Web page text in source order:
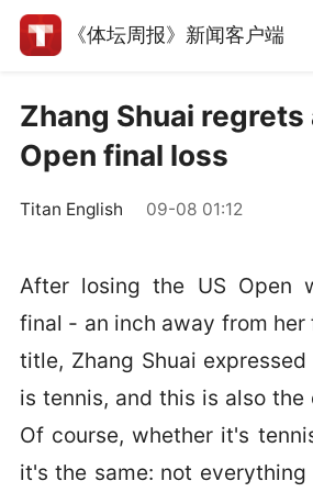
《体坛周报》新闻客户端
Zhang Shuai regrets
Open final loss
Titan English 09-08 01:12
After losing the US Open
final - an inch away from her
title, Zhang Shuai
is tennis, and this is also the
Of course, whether it's
it's the same: not everything